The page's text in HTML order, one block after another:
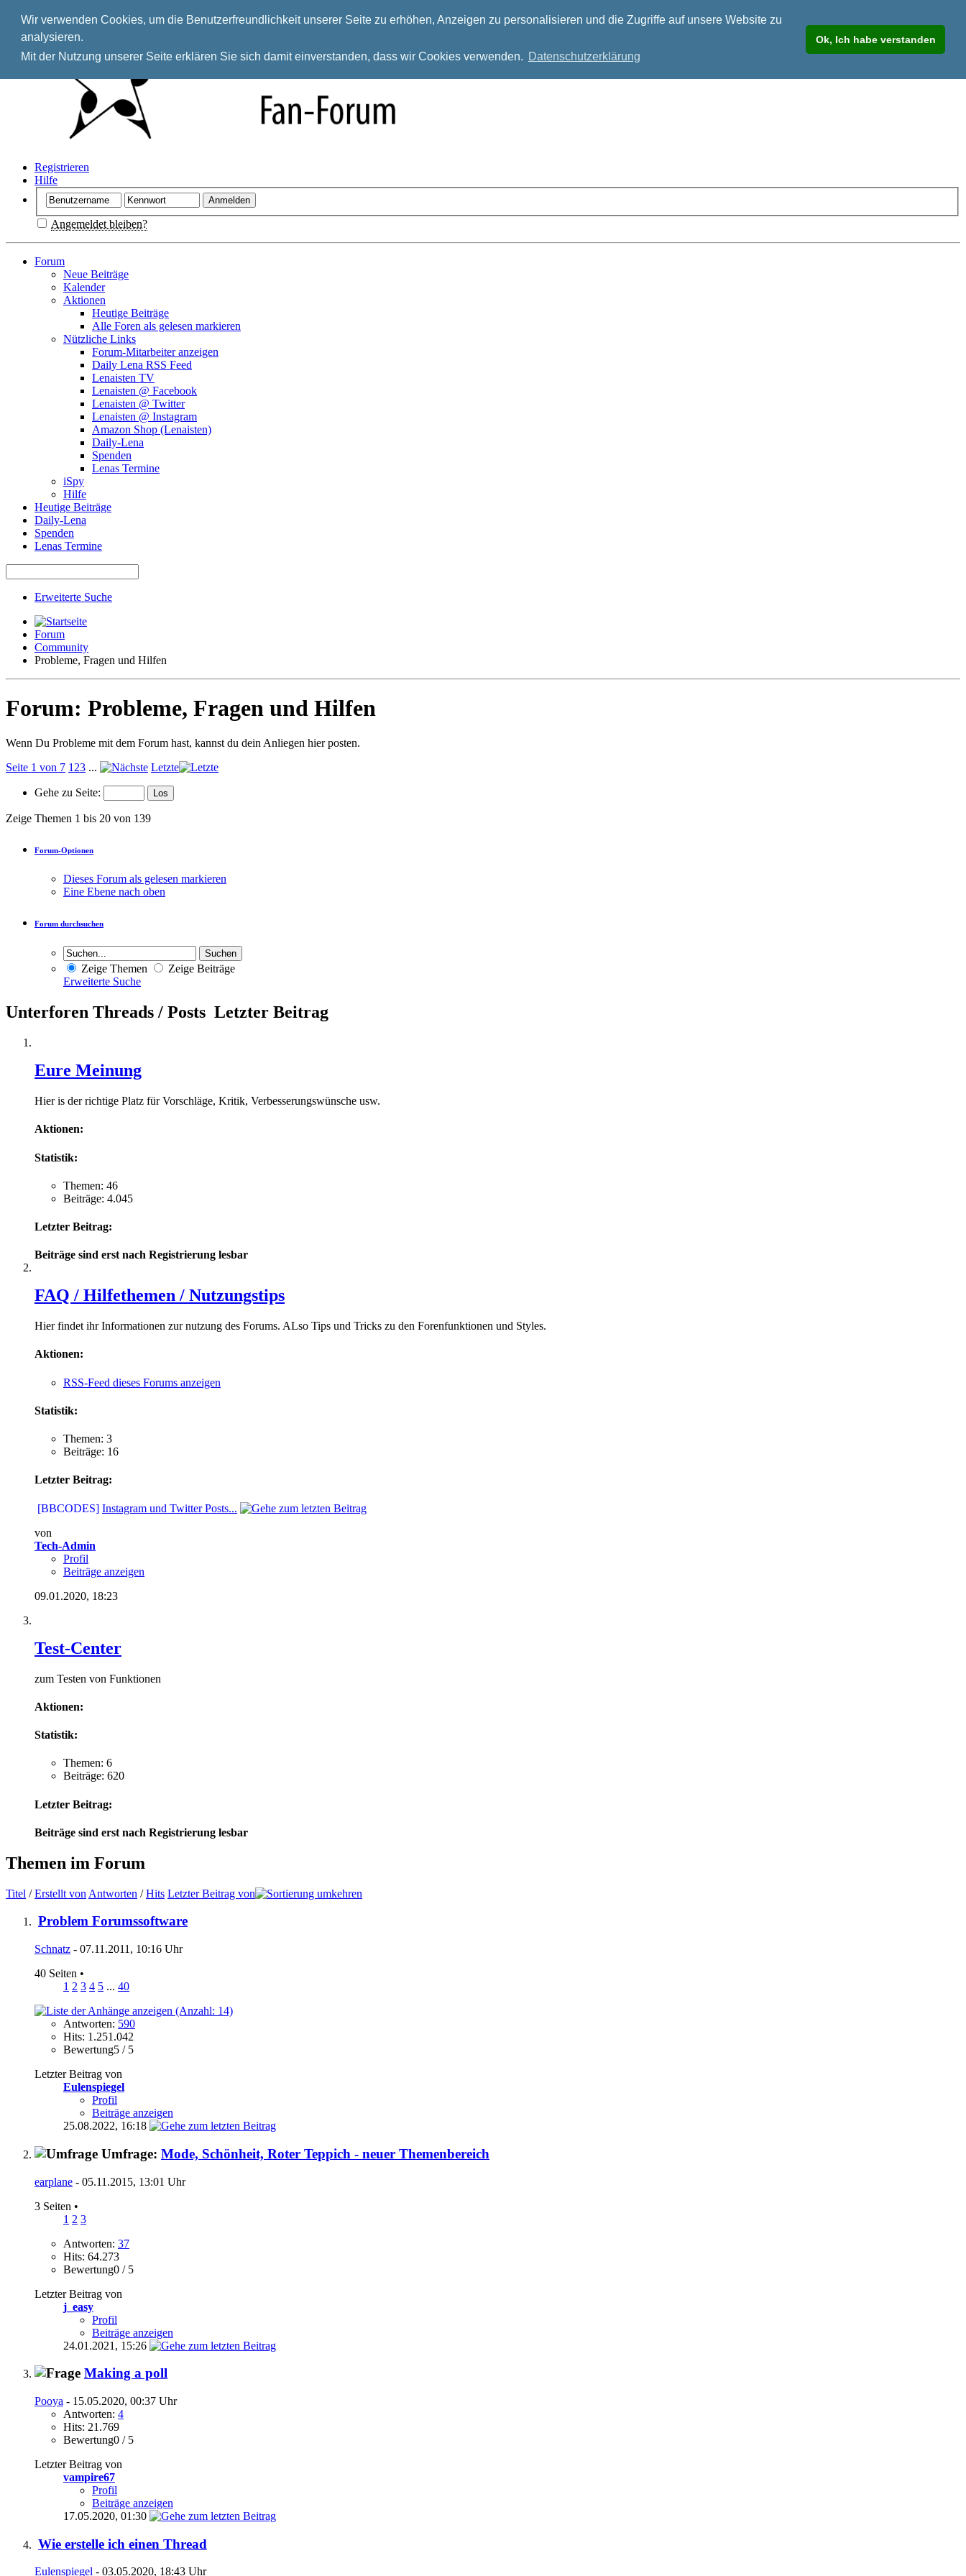
Wir verwenden Cookies, um die Benutzerfreundlichkeit unserer Seite zu erhöhen, Anzeigen zu personalisieren und die Zugriffe auf unsere Website zu
analysieren.
Mit der Nutzung unserer Seite erklären Sie sich damit einverstanden, dass wir Cookies verwenden. Datenschutzerklärung
Ok, Ich habe verstanden
Registrieren
Hilfe
Angemeldet bleiben?
Forum
Neue Beiträge
Kalender
Aktionen
Heutige Beiträge
Alle Foren als gelesen markieren
Nützliche Links
Forum-Mitarbeiter anzeigen
Daily Lena RSS Feed
Lenaisten TV
Lenaisten @ Facebook
Lenaisten @ Twitter
Lenaisten @ Instagram
Amazon Shop (Lenaisten)
Daily-Lena
Spenden
Lenas Termine
iSpy
Hilfe
Heutige Beiträge
Daily-Lena
Spenden
Lenas Termine
Erweiterte Suche
Forum
Community
Probleme, Fragen und Hilfen
Forum: Probleme, Fragen und Hilfen
Wenn Du Probleme mit dem Forum hast, kannst du dein Anliegen hier posten.
Seite 1 von 7 123 ... Letzte
Gehe zu Seite:
Zeige Themen 1 bis 20 von 139
Forum-Optionen
Dieses Forum als gelesen markieren
Eine Ebene nach oben
Forum durchsuchen
Zeige Themen
Zeige Beiträge
Erweiterte Suche
Unterforen Threads / Posts Letzter Beitrag
Eure Meinung
Hier is der richtige Platz für Vorschläge, Kritik, Verbesserungswünsche usw.
Aktionen:
Statistik:
Themen: 46
Beiträge: 4.045
Letzter Beitrag:
Beiträge sind erst nach Registrierung lesbar
FAQ / Hilfethemen / Nutzungstips
Hier findet ihr Informationen zur nutzung des Forums. ALso Tips und Tricks zu den Forenfunktionen und Styles.
Aktionen:
RSS-Feed dieses Forums anzeigen
Statistik:
Themen: 3
Beiträge: 16
Letzter Beitrag:
[BBCODES] Instagram und Twitter Posts...
von
Tech-Admin
Profil
Beiträge anzeigen
09.01.2020, 18:23
Test-Center
zum Testen von Funktionen
Aktionen:
Statistik:
Themen: 6
Beiträge: 620
Letzter Beitrag:
Beiträge sind erst nach Registrierung lesbar
Themen im Forum
Titel /Erstellt von Antworten /Hits Letzter Beitrag von
Problem Forumssoftware
Schnatz - 07.11.2011, 10:16 Uhr
40 Seiten •
1 2 3 4 5 ... 40
Antworten: 590
Hits: 1.251.042
Bewertung5 / 5
Letzter Beitrag von
Eulenspiegel
Profil
Beiträge anzeigen
25.08.2022, 16:18
Umfrage: Mode, Schönheit, Roter Teppich - neuer Themenbereich
earplane - 05.11.2015, 13:01 Uhr
3 Seiten •
1 2 3
Antworten: 37
Hits: 64.273
Bewertung0 / 5
Letzter Beitrag von
j_easy
Profil
Beiträge anzeigen
24.01.2021, 15:26
Making a poll
Pooya - 15.05.2020, 00:37 Uhr
Antworten: 4
Hits: 21.769
Bewertung0 / 5
Letzter Beitrag von
vampire67
Profil
Beiträge anzeigen
17.05.2020, 01:30
Wie erstelle ich einen Thread
Eulenspiegel - 03.05.2020, 18:43 Uhr